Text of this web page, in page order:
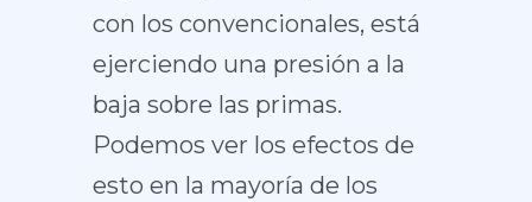
con los convencionales, está
ejerciendo una presión a la
baja sobre las primas.
Podemos ver los efectos de
esto en la mayoría de los